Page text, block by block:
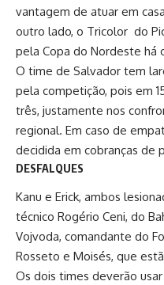
vantagem de atuar em
outro lado, o Tricolor do
pela Copa do Nordeste há
O time de Salvador tem
pela competição, pois em
três, justamente nos
regional. Em caso de
decidida em cobranças de
DESFALQUES
Kanu e Erick, ambos
técnico Rogério Ceni, do
Vojvoda, comandante do
Rosseto e Moisés, que
Os dois times deverão